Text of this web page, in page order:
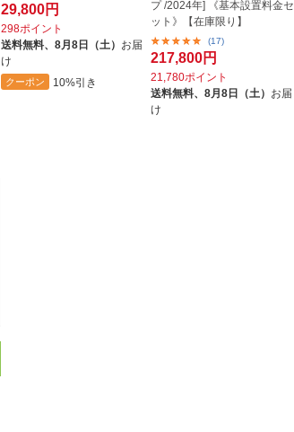
29,800円
298ポイント
送料無料、8月8日（土） お届
け
クーポン 10%引き
プ /2024年] 《基本設置料金セ
ット》【在庫限り】
(17)
217,800円
21,780ポイント
送料無料、 8月8日（土） お届
け